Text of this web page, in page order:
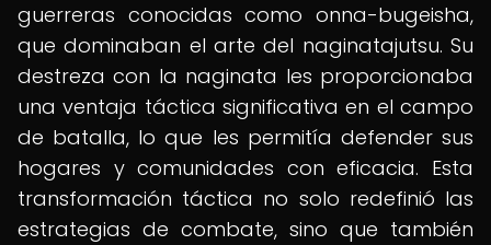
guerreras conocidas como onna-bugeisha,
que dominaban el arte del naginatajutsu. Su
destreza con la naginata les proporcionaba
una ventaja táctica significativa en el campo
de batalla, lo que les permitía defender sus
hogares y comunidades con eficacia. Esta
transformación táctica no solo redefinió las
estrategias de combate, sino que también